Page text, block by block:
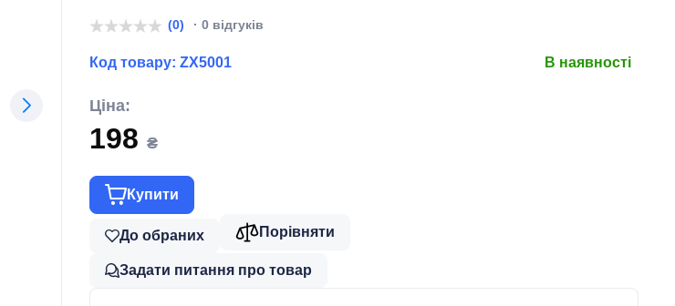
(ZX5001)
(0) · 0 відгуків
Код товару: ZX5001 В наявності
Ціна:
198 ₴
Купити
До обраних Порівняти
Задати питання про товар